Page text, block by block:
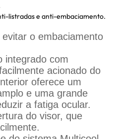
listradas e anti-embaciamento.
o embaciamento
integrado com
acionado do
oferece um
e uma grande
a fatiga ocular.
do visor, que